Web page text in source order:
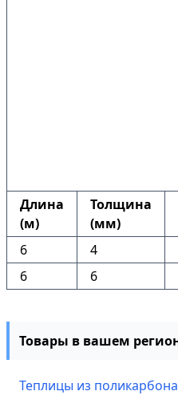
Длина
(м)
Толщина
(мм)
6 4
6
6
Товары в вашем
Теплицы из